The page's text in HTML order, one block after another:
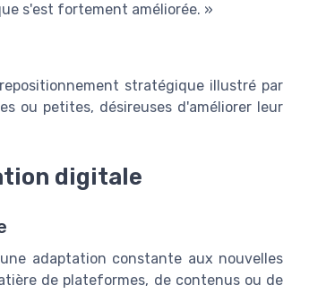
s'est fortement améliorée. »
stratégique illustré par
ou petites, désireuses d'améliorer leur
digitale
adaptation constante aux nouvelles
de plateformes, de contenus ou de